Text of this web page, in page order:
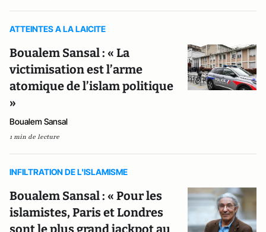
ATTEINTES A LA LAICITE
Boualem Sansal : « La
victimisation est l’arme
atomique de l’islam politique
»
Boualem Sansal
1 min de lecture
INFILTRATION DE L'ISLAMISME
Boualem Sansal : « Pour les
islamistes, Paris et Londres
sont le plus grand jackpot au